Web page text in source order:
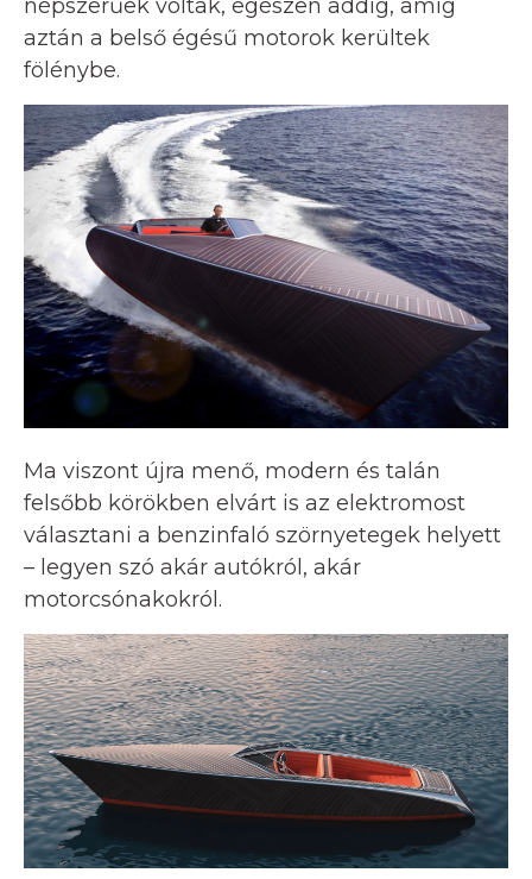
népszerűek voltak, egészen addig, amíg
aztán a belső égésű motorok kerültek
fölénybe.
Ma viszont újra menő, modern és talán
felsőbb körökben elvárt is az elektromost
választani a benzinfaló szörnyetegek helyett
– legyen szó akár autókról, akár
motorcsónakokról.